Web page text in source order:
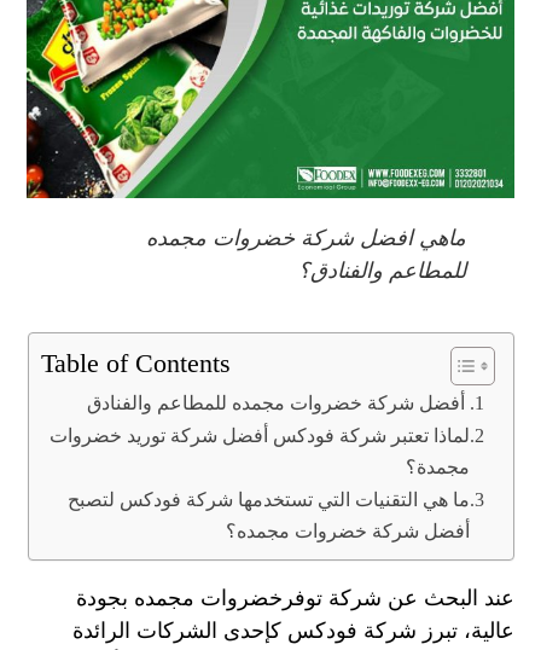
ماهي افضل شركة خضروات مجمده
للمطاعم والفنادق؟
Table of Contents
أفضل شركة خضروات مجمده للمطاعم والفنادق
لماذا تعتبر شركة فودكس أفضل شركة توريد خضروات
مجمدة؟
ما هي التقنيات التي تستخدمها شركة فودكس لتصبح
أفضل شركة خضروات مجمده؟
عند البحث عن شركة توفرخضروات مجمده بجودة
عالية، تبرز شركة فودكس كإحدى الشركات الرائدة